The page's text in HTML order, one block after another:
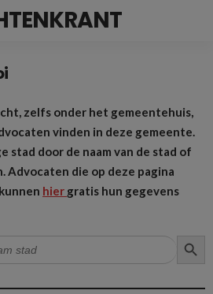
zelfs onder het gemeentehuis,
vinden in deze gemeente.
stad door de naam van de stad of
Advocaten die op deze pagina
hier gratis hun gegevens